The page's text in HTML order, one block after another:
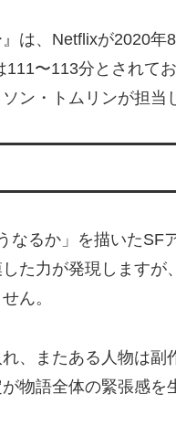
は、Netflixが2020年
〜113分とされて
ン・トムリンが担当
なるか」を描いたSF
た力が発現しますが
ん。
、またある人物は副
物語全体の緊張感を